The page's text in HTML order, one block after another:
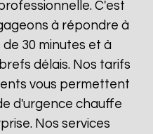
C'est
à répondre à
30 minutes et à
délais. Nos tarifs
vous permettent
d'urgence chauffe
Nos services